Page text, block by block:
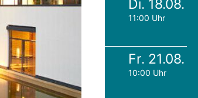
Di. 18.08.
11:00 Uhr
Fr. 21.08.
10:00 Uhr